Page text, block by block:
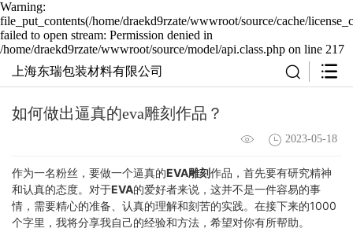
Warning:
file_put_contents(/home/draekd9rzate/wwwroot/source/cache/
failed to open stream: Permission denied in
/home/draekd9rzate/wwwroot/source/model/api.class.php on line 217
上海东瑞包装材料有限公司
如何做出逼真的eva雕刻作品？
2023-05-18
作为一名粉丝，要做一个逼真的EVA雕刻作品，首先要有研究精神
和认真的态度。对于EVA的爱好者来说，这并不是一件容易的事
情，需要精心的准备、认真的理解和刻苦的实践。在接下来的1000
个字里，我将分享我自己的经验和方法，希望对你有所帮助。